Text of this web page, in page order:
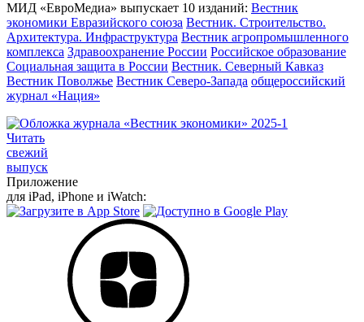
МИД «ЕвроМедиа» выпускает 10 изданий: Вестник
экономики Евразийского союза Вестник. Строительство.
Архитектура. Инфраструктура Вестник агропромышленного
комплекса Здравоохранение России Российское образование
Социальная защита в России Вестник. Северный Кавказ
Вестник Поволжье Вестник Северо-Запада общероссийский
журнал «Нация»
Читать
свежий
выпуск
Приложение
для iPad, iPhone и iWatch: